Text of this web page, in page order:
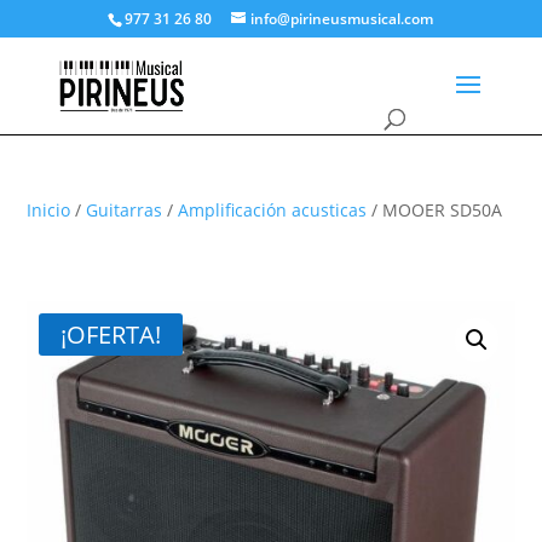
977 31 26 80 info@pirineusmusical.com
Inicio / Guitarras /Amplificación acusticas / MOOER SD50A
¡OFERTA!